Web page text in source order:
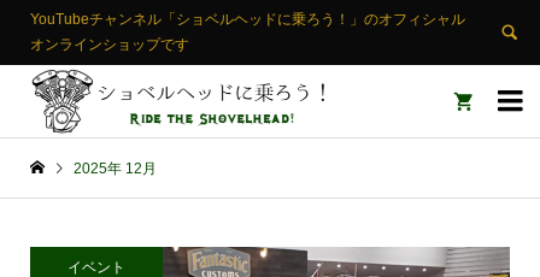
YouTubeチャンネル「ショベルヘッドに乗ろう！」のオフィシャル
オンラインショップです


2025年 12月
イベント